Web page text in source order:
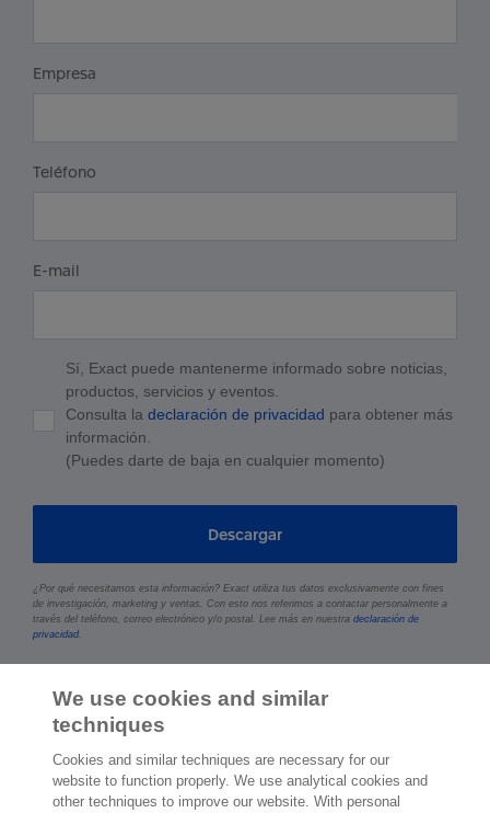
Empresa
Teléfono
E-mail
Sí, Exact puede mantenerme informado sobre noticias,
productos, servicios y eventos.
Consulta la declaración de privacidad para obtener más
información.
(Puedes darte de baja en cualquier momento)
Descargar
¿Por qué necesitamos esta información? Exact utiliza tus datos exclusivamente con fines
de investigación, marketing y ventas. Con esto nos referimos a contactar personalmente a
través del teléfono, correo electrónico y/o postal. Lee más en nuestra declaración de
privacidad.
We use cookies and similar
techniques
Cookies and similar techniques are necessary for our
website to function properly. We use analytical cookies and
other techniques to improve our website. With personal